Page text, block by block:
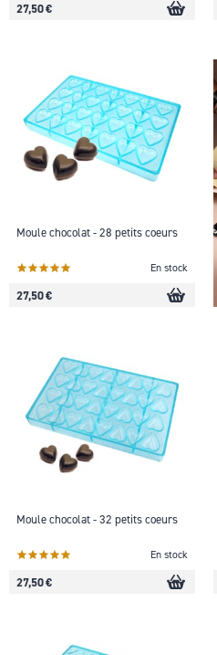
27,50 €
Moule chocolat - 28 petits coeurs
En stock
27,50 €
Moule chocolat - 32 petits coeurs
En stock
27,50 €